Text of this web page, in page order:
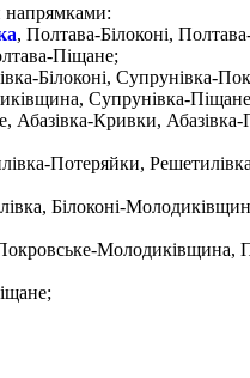
напрямками:
, Полтава-Білоконі,
Піщане;
Білоконі, Супрунівка-
Супрунівка-
Абазівка-Кривки,
Потеряйки,
Білоконі-
Молодиківщина,